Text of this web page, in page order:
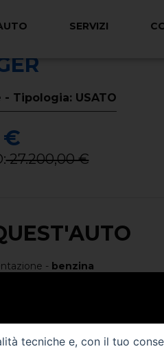
SERVIZI
Tipologia: USATO
€
27.200,00 €
- benzina
-10/2025
(cc) -1199
tecniche e, con il tuo